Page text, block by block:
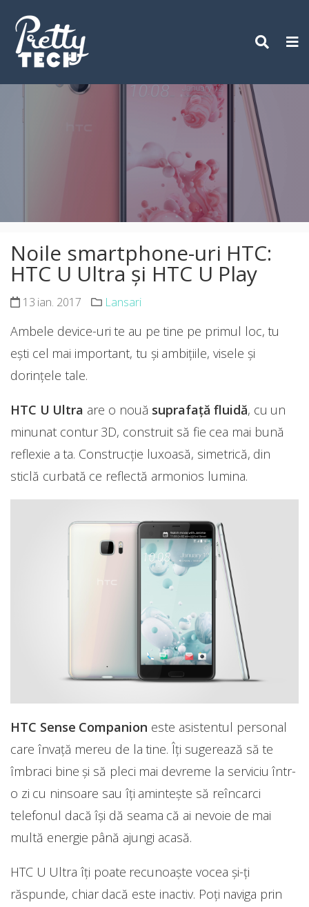
content
Noile smartphone-uri HTC:
HTC U Ultra și HTC U Play
13 ian. 2017 Lansari
Ambele device-uri te au pe tine pe primul loc, tu
ești cel mai important, tu și ambițiile, visele și
dorințele tale.
HTC U Ultra are o nouă suprafață fluidă, cu un
minunat contur 3D, construit să fie cea mai bună
reflexie a ta. Construcție luxoasă, simetrică, din
sticlă curbată ce reflectă armonios lumina.
HTC Sense Companion este asistentul personal
care învață mereu de la tine. Îți sugerează să te
îmbraci bine și să pleci mai devreme la serviciu într-
o zi cu ninsoare sau îți amintește să reîncarci
telefonul dacă își dă seama că ai nevoie de mai
multă energie până ajungi acasă.
HTC U Ultra îți poate recunoaște vocea și-ți
răspunde, chiar dacă este inactiv. Poți naviga prin